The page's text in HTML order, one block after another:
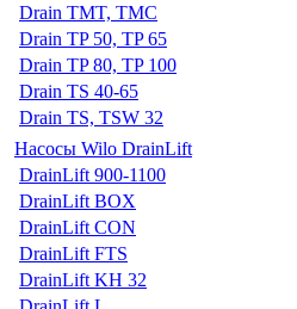
Drain TMT, TMC
Drain TP 50, TP 65
Drain TP 80, TP 100
Drain TS 40-65
Drain TS, TSW 32
Насосы Wilo DrainLift
DrainLift 900-1100
DrainLift BOX
DrainLift CON
DrainLift FTS
DrainLift KH 32